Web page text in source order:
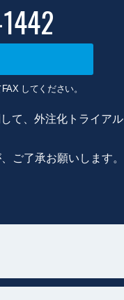
してください。
て、外注化トライアル
ご了承お願いします。